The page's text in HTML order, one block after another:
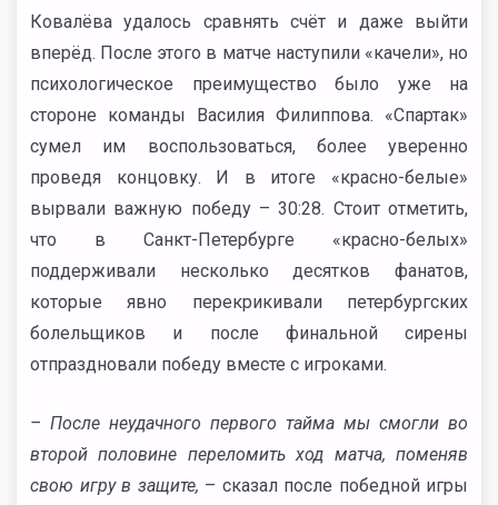
Ковалёва удалось сравнять счёт и даже выйти
вперёд. После этого в матче наступили «качели», но
психологическое преимущество было уже на
стороне команды Василия Филиппова. «Спартак»
сумел им воспользоваться, более уверенно
проведя концовку. И в итоге «красно-белые»
вырвали важную победу – 30:28. Стоит отметить,
что в Санкт-Петербурге «красно-белых»
поддерживали несколько десятков фанатов,
которые явно перекрикивали петербургских
болельщиков и после финальной сирены
отпраздновали победу вместе с игроками.
– После неудачного первого тайма мы смогли во
второй половине переломить ход матча, поменяв
свою игру в защите, – сказал после победной игры